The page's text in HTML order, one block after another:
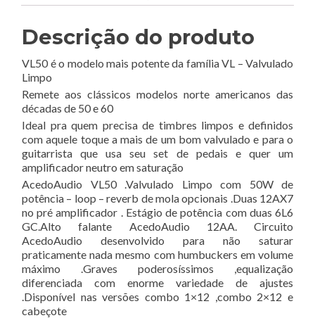
Descrição do produto
VL50 é o modelo mais potente da família VL – Valvulado
Limpo
Remete aos clássicos modelos norte americanos das
décadas de 50 e 60
Ideal pra quem precisa de timbres limpos e definidos
com aquele toque a mais de um bom valvulado e para o
guitarrista que usa seu set de pedais e quer um
amplificador neutro em saturação
AcedoAudio VL50 .Valvulado Limpo com 50W de
potência – loop – reverb de mola opcionais .Duas 12AX7
no pré amplificador . Estágio de potência com duas 6L6
GC.Alto falante AcedoAudio 12AA. Circuito
AcedoAudio desenvolvido para não saturar
praticamente nada mesmo com humbuckers em volume
máximo .Graves poderosíssimos ,equalização
diferenciada com enorme variedade de ajustes
.Disponível nas versões combo 1×12 ,combo 2×12 e
cabeçote